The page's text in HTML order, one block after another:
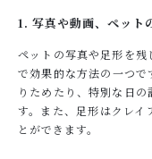
1. 写真や動画、ペット
ペットの写真や足形を
で効果的な方法の一つ
りためたり、特別な日
す。また、足形はクレイ
とができます。